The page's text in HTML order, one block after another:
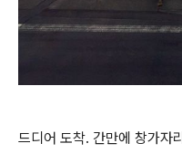
드디어 도착. 간만에 창가자